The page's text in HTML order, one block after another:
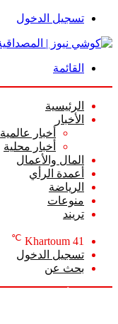
تسجيل الدخول
القائمة
الرئيسية
الأخبار
أخبار عالمية
أخبار محلية
المال والأعمال
أعمدة الرأي
الرياضة
منوعات
تريند
Khartoum 41
℃
تسجيل الدخول
بحث عن